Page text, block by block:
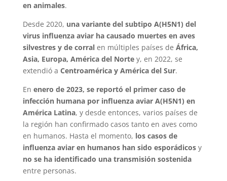
en animales.
Desde 2020, una variante del subtipo A(H5N1) del
virus influenza aviar ha causado muertes en aves
silvestres y de corralen múltiples países de África,
Asia, Europa, América del Nortey, en 2022, se
extendió a Centroamérica y América del Sur.
En enero de 2023, se reportó el primer caso de
infección humana por influenza aviar A(H5N1) en
América Latina, y desde entonces, varios países de
la región han confirmado casos tanto en aves como
en humanos. Hasta el momento, los casos de
influenza aviar en humanos han sido esporádicosy
no se ha identificado una transmisión sostenida
entre personas.